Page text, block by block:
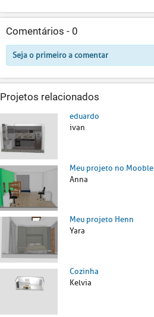
Comentários - 0
Seja o primeiro a comentar
Projetos relacionados
eduardo
ivan
Meu projeto no Mooble
Anna
Meu projeto Henn
Yara
Cozinha
Kelvia